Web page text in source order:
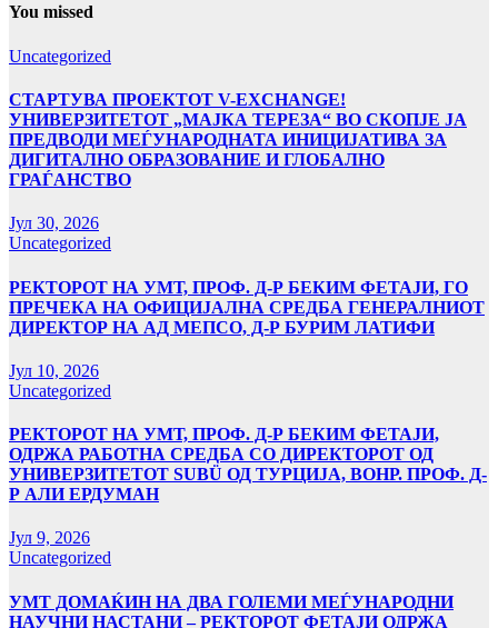
You missed
Uncategorized
СТАРТУВА ПРОЕКТОТ V-EXCHANGE!
УНИВЕРЗИТЕТОТ „МАЈКА ТЕРЕЗА“ ВО СКОПЈЕ ЈА
ПРЕДВОДИ МЕЃУНАРОДНАТА ИНИЦИЈАТИВА ЗА
ДИГИТАЛНО ОБРАЗОВАНИЕ И ГЛОБАЛНО
ГРАЃАНСТВО
Јул 30, 2026
Uncategorized
РЕКТОРОТ НА УМТ, ПРОФ. Д-Р БЕКИМ ФЕТАЈИ, ГО
ПРЕЧЕКА НА ОФИЦИЈАЛНА СРЕДБА ГЕНЕРАЛНИОТ
ДИРЕКТОР НА АД МЕПСО, Д-Р БУРИМ ЛАТИФИ
Јул 10, 2026
Uncategorized
РЕКТОРОТ НА УМТ, ПРОФ. Д-Р БЕКИМ ФЕТАЈИ,
ОДРЖА РАБОТНА СРЕДБА СО ДИРЕКТОРОТ ОД
УНИВЕРЗИТЕТОТ SUBÜ ОД ТУРЦИЈА, ВОНР. ПРОФ. Д-
Р АЛИ ЕРДУМАН
Јул 9, 2026
Uncategorized
УMТ ДОМАЌИН НА ДВА ГОЛЕМИ МЕЃУНАРОДНИ
НАУЧНИ НАСТАНИ – РЕКТОРОТ ФЕТАЈИ ОДРЖА